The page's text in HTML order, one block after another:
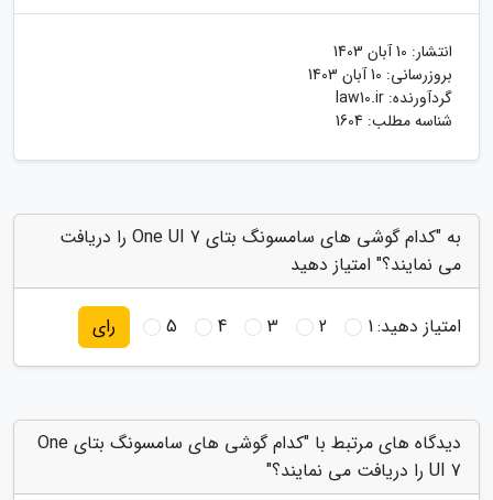
انتشار: 10 آبان 1403
بروزرسانی: 10 آبان 1403
گردآورنده: law10.ir
شناسه مطلب: 1604
به "کدام گوشی های سامسونگ بتای One UI 7 را دریافت
می نمایند؟" امتیاز دهید
امتیاز دهید:1
2
3
4
5 رای
دیدگاه های مرتبط با "کدام گوشی های سامسونگ بتای One
UI 7 را دریافت می نمایند؟"